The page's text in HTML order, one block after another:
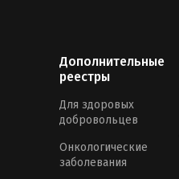
Дополнительные
реестры
Для здоровых
добровольцев
Онкологические
заболевания